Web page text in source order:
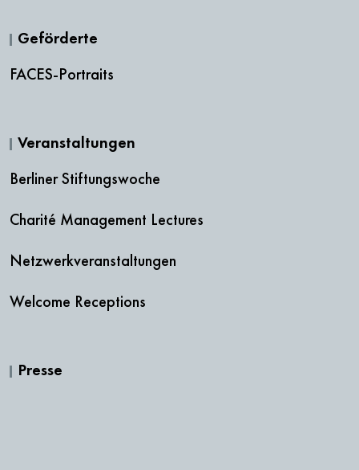
Geförderte
FACES-Portraits
Veranstaltungen
Berliner Stiftungswoche
Charité Management Lectures
Netzwerkveranstaltungen
Welcome Receptions
Presse